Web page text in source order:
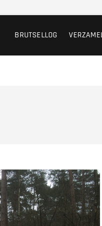
BRUTSELLOG